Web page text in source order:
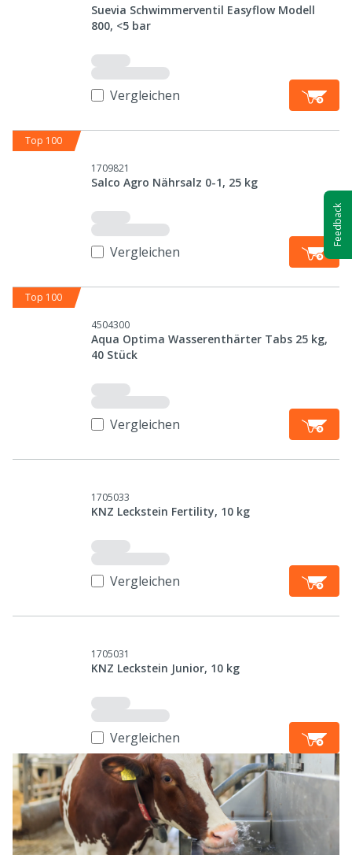
Suevia Schwimmerventil Easyflow Modell
800, <5 bar
Vergleichen
Top 100
1709821
Salco Agro Nährsalz 0-1, 25 kg
Vergleichen
Top 100
4504300
Aqua Optima Wasserenthärter Tabs 25 kg,
40 Stück
Vergleichen
1705033
KNZ Leckstein Fertility, 10 kg
Vergleichen
1705031
KNZ Leckstein Junior, 10 kg
Vergleichen
Feedback